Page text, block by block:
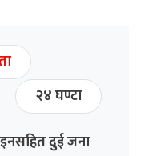
२४ घण्टा
दुई जना